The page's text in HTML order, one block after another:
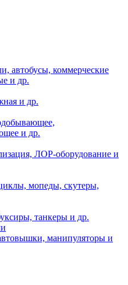
автобусы, коммерческие
и др.
и др.
и др.
ЛОР-оборудование и
мопеды, скутеры,
танкеры и др.
манипуляторы и